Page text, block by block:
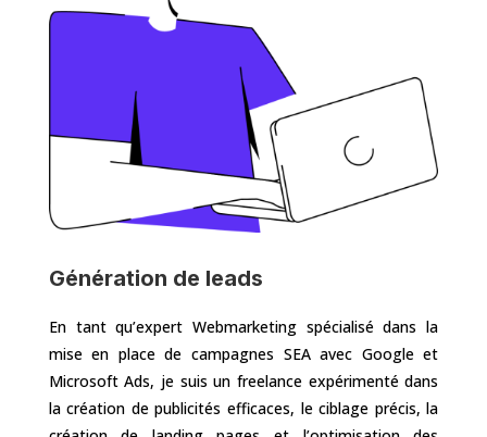
Génération de leads
En tant qu’expert Webmarketing spécialisé dans la
mise en place de campagnes SEA avec Google et
Microsoft Ads, je suis un freelance expérimenté dans
la création de publicités efficaces, le ciblage précis, la